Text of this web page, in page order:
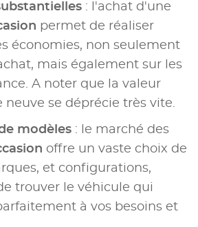
: l'achat d'une
permet de réaliser
économies, non seulement
mais également sur les
A noter que la valeur
neuve se déprécie très vite.
modèles : le marché des
offre un vaste choix de
et configurations,
trouver le véhicule qui
à vos besoins et